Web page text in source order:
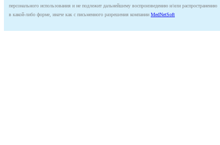
персонального использования и не подлежит дальнейшему воспроизведению и/или распространению
в какой-либо форме, иначе как с письменного разрешения компании MedNetSoft